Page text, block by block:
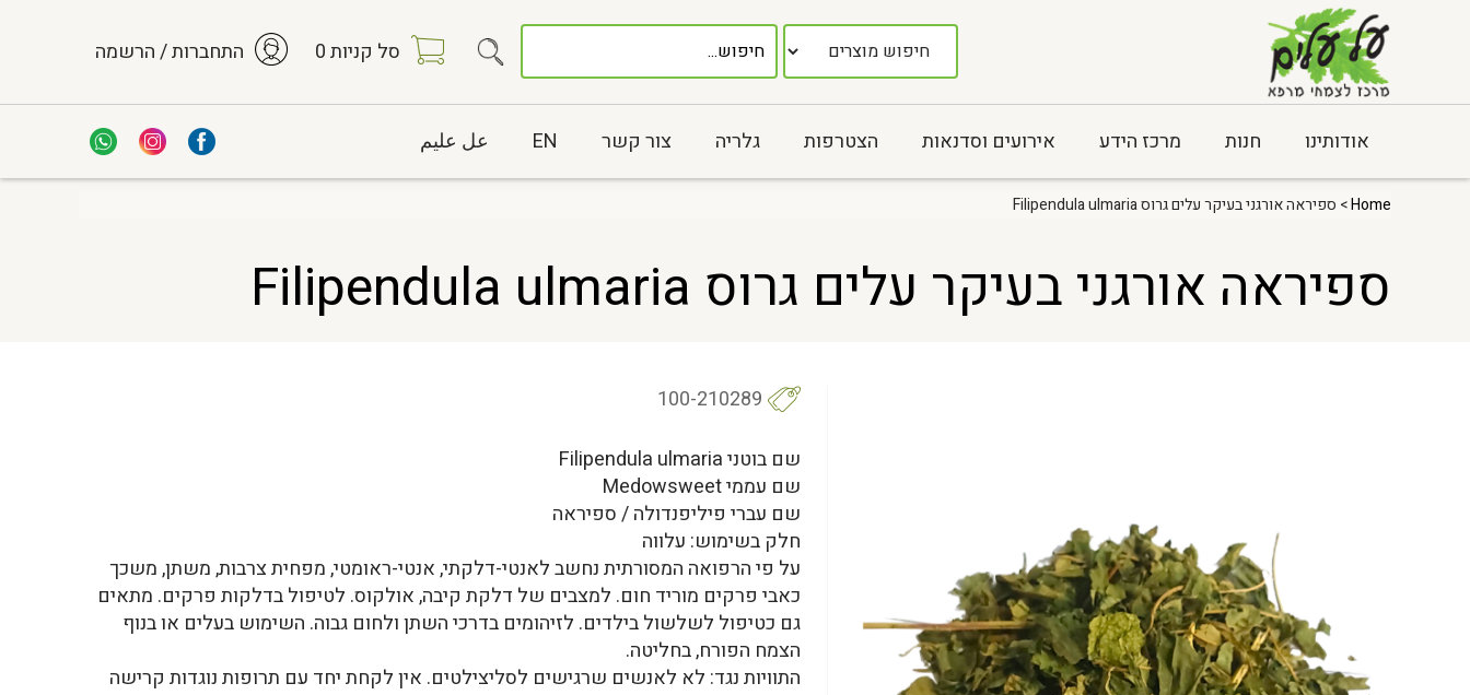
סל קניות0 התחברות / הרשמה
אודותינו חנות מרכז הידע אירועים וסדנאות הצטרפות גלריה צור קשר EN عل عليم
Home> ספיראה אורגני בעיקר עלים גרוס Filipendula ulmaria
ספיראה אורגני בעיקר עלים גרוס Filipendula ulmaria
100-210289
שם בוטני Filipendula ulmaria
שם עממי Medowsweet
שם עברי פיליפנדולה / ספיראה
חלק בשימוש: עלווה
על פי הרפואה המסורתית נחשב לאנטי-דלקתי, אנטי-ראומטי, מפחית צרבות, משתן, משכך
כאבי פרקים מוריד חום. למצבים של דלקת קיבה, אולקוס. לטיפול בדלקות פרקים. מתאים
גם כטיפול לשלשול בילדים. לזיהומים בדרכי השתן ולחום גבוה. השימוש בעלים או בנוף
הצמח הפורח, בחליטה.
התוויות נגד: לא לאנשים שרגישים לסליצילטים. אין לקחת יחד עם תרופות נוגדות קרישה